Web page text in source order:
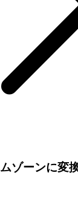
ゾーンに変